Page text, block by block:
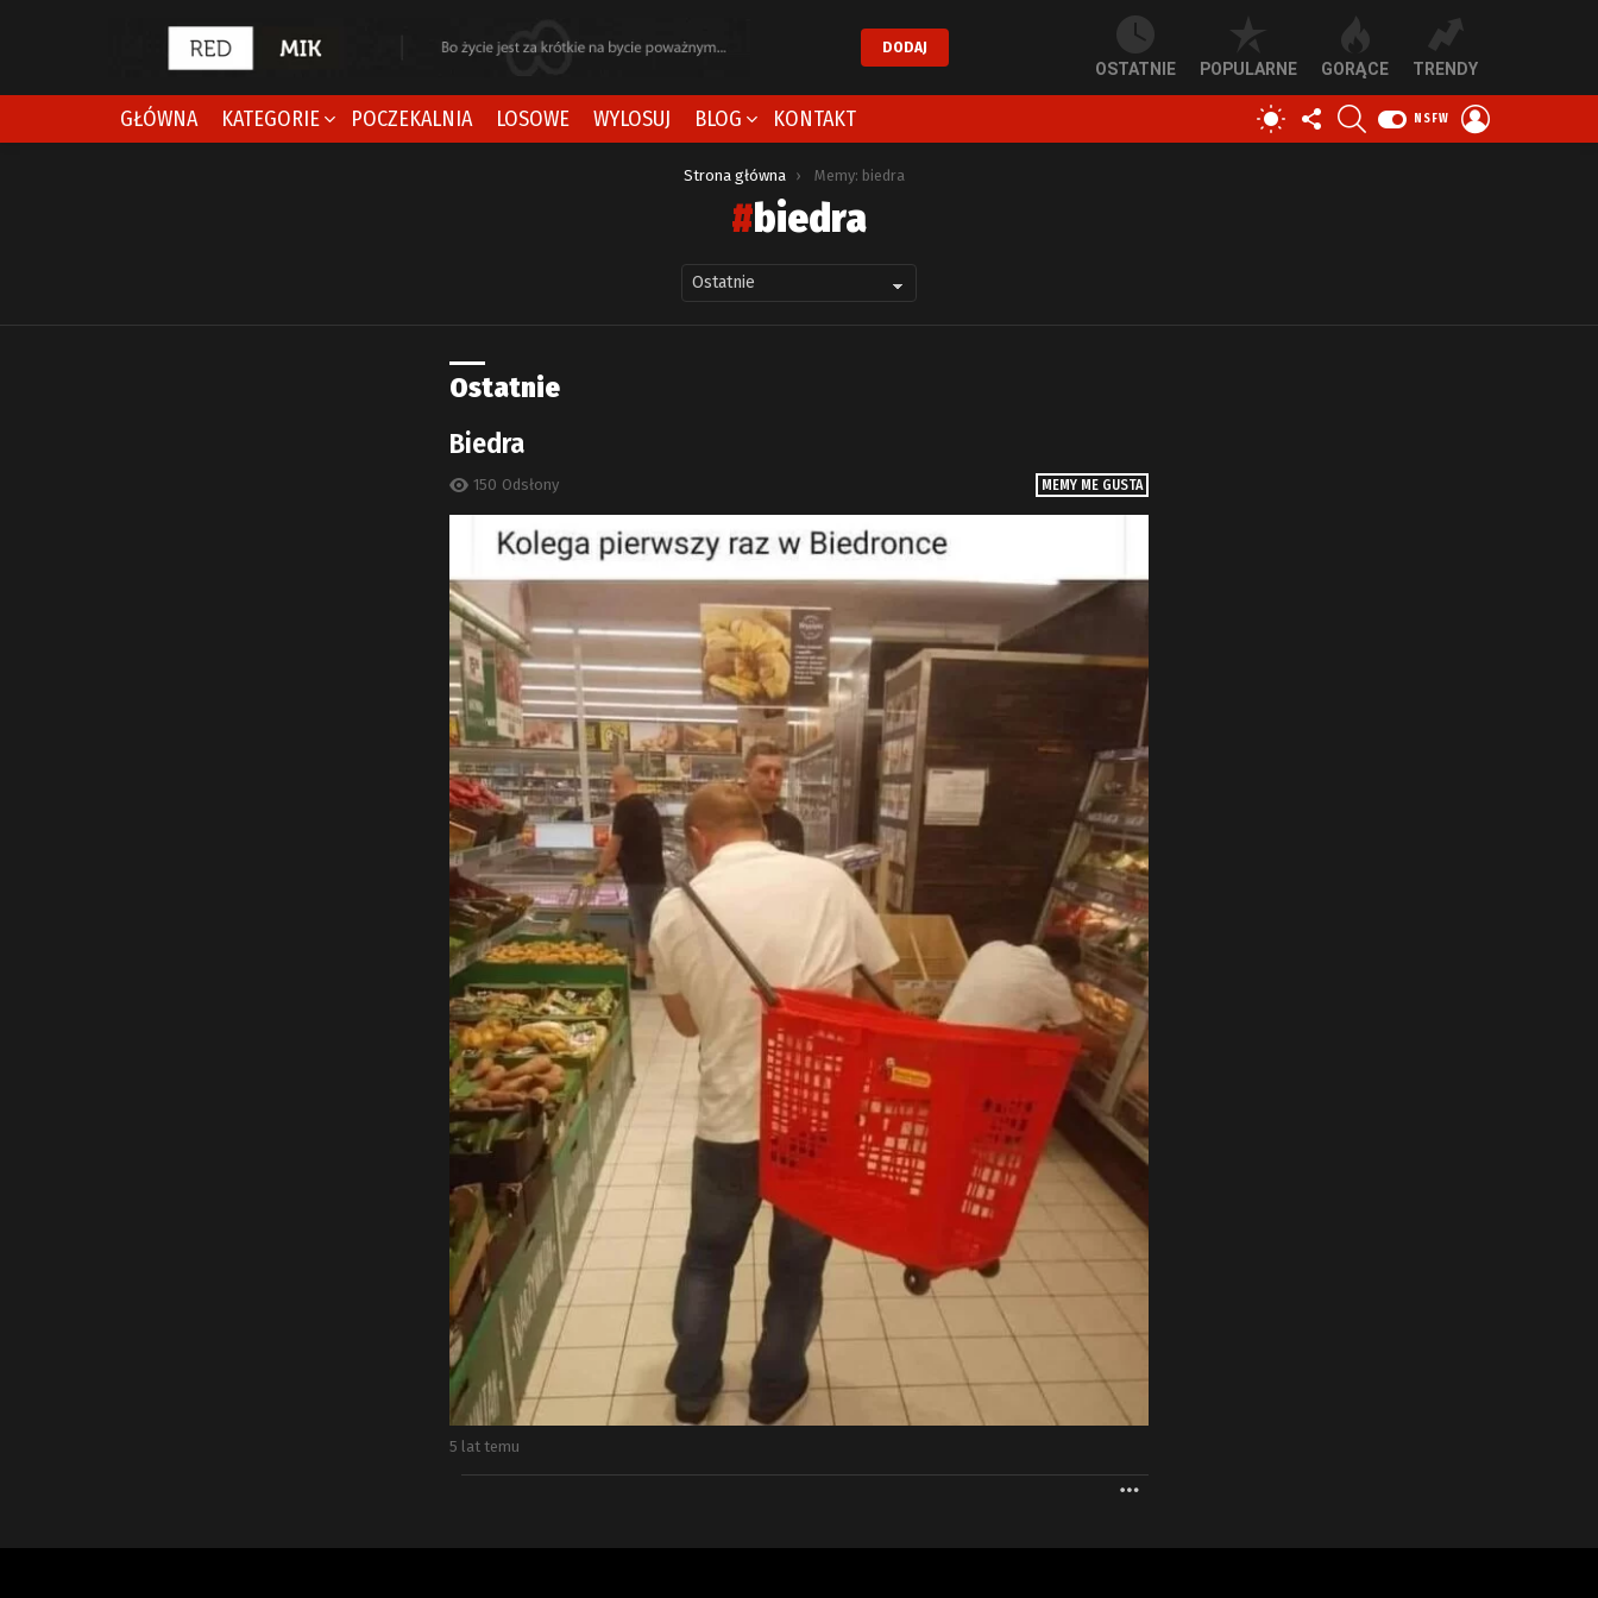
DODAJ
OSTATNIE POPULARNE GORĄCE TRENDY
GŁÓWNA KATEGORIE POCZEKALNIA LOSOWE WYLOSUJ BLOG KONTAKT
PRZEŁĄCZ
SKÓRKĘ
OBSERWUJ
NAS
NSFW
Strona główna Memy: biedra
biedra
Ostatnie
MEMY ME GUSTA
Biedra
150 Odsłony
5 lat temu